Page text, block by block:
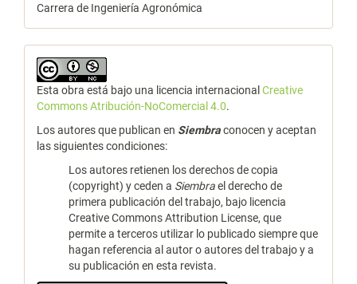
Carrera de Ingeniería Agronómica
Esta obra está bajo una licencia internacional Creative
Commons Atribución-NoComercial 4.0.
Los autores que publican en Siembraconocen y aceptan
las siguientes condiciones:
Los autores retienen los derechos de copia
(copyright) y ceden a Siembrael derecho de
primera publicación del trabajo, bajo licencia
Creative Commons Attribution License, que
permite a terceros utilizar lo publicado siempre que
hagan referencia al autor o autores del trabajo y a
su publicación en esta revista.